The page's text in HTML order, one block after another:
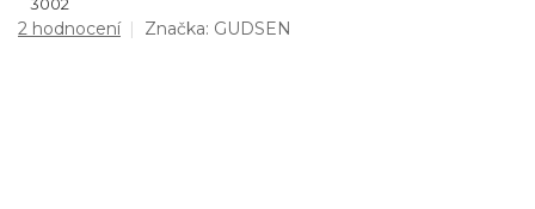
Průměrné
2 hodnocení Značka: GUDSEN